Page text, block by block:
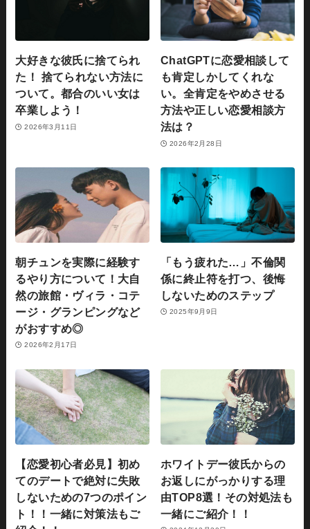
大好きな彼氏に捨てられ
た！ 捨てられない方法に
ついて。都合のいい女は
卒業しよう！
2026年3月11日
ChatGPTに恋愛相談して
も肯定しかしてくれな
い。全肯定をやめさせる
方法や正しい恋愛相談方
法は？
2026年2月28日
朝チュンを実際に経験す
るやり方について！大自
然の旅館・ヴィラ・コテ
ージ・グランピングなど
がおすすめ◎
2026年2月17日
「もう疲れた…」不倫関
係に終止符を打つ、後悔
しないためのステップ
2025年9月9日
【恋愛初心者必見】初め
てのデートで絶対に失敗
しないための7つのポイン
ト！！一緒に対策法もご
ホワイトデー彼氏からの
お返しにがっかりする理
由TOP8選！その対処法も
一緒にご紹介！！